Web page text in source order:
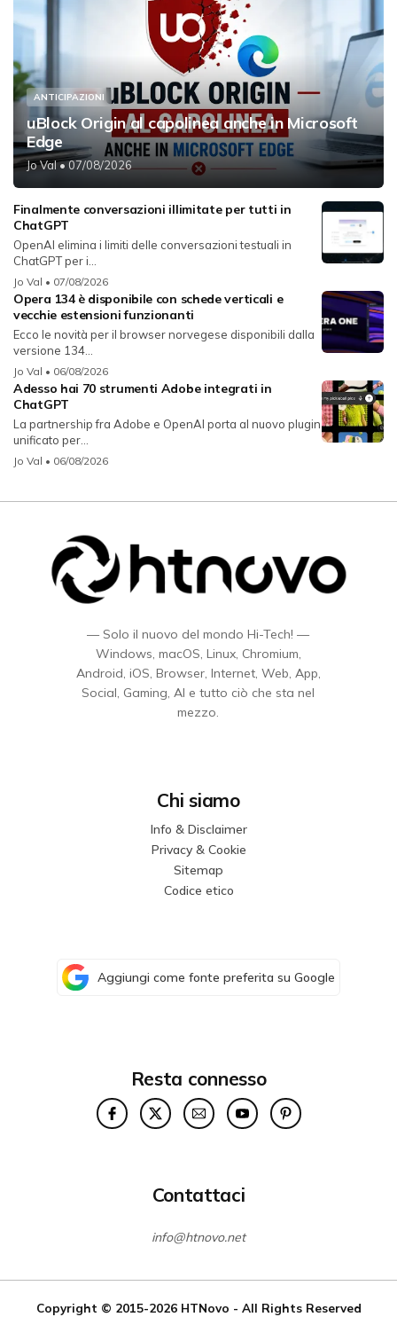
ANTICIPAZIONI
uBlock Origin al capolinea anche in Microsoft
Edge
Jo Val• 07/08/2026
Finalmente conversazioni illimitate per tutti in
ChatGPT
OpenAI elimina i limiti delle conversazioni testuali in
ChatGPT per i...
Jo Val • 07/08/2026
Opera 134 è disponibile con schede verticali e
vecchie estensioni funzionanti
Ecco le novità per il browser norvegese disponibili dalla
versione 134...
Jo Val • 06/08/2026
Adesso hai 70 strumenti Adobe integrati in
ChatGPT
La partnership fra Adobe e OpenAI porta al nuovo plugin
unificato per...
Jo Val • 06/08/2026
— Solo il nuovo del mondo Hi-Tech! —
Windows, macOS, Linux, Chromium,
Android, iOS, Browser, Internet, Web, App,
Social, Gaming, AI e tutto ciò che sta nel
mezzo.
Chi siamo
Info & Disclaimer
Privacy & Cookie
Sitemap
Codice etico
Aggiungi come fonte preferita su Google
Resta connesso
Contattaci
info@htnovo.net
Copyright © 2015-2026 HTNovo - All Rights Reserved